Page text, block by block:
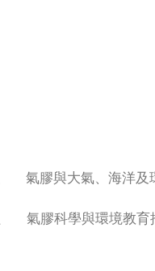
氣膠與大氣、海洋及
氣膠科學與環境教育